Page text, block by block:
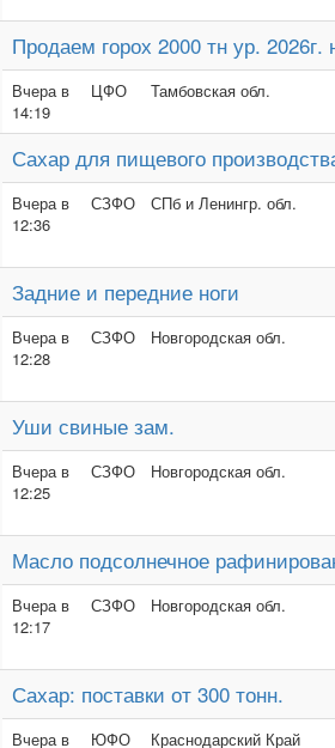
Продаем горох 2000 тн ур. 2026г.
Вчера в
14:19
ЦФО Тамбовская обл.
Сахар для пищевого
Вчера в
12:36
СЗФО СПб и Ленингр. обл.
Задние и передние ноги
Вчера в
12:28
СЗФО Новгородская обл.
Уши свиные зам.
Вчера в
12:25
СЗФО Новгородская обл.
Масло подсолнечное
Вчера в
12:17
СЗФО Новгородская обл.
Сахар: поставки от 300 тонн.
Вчера в ЮФО Краснодарский Край